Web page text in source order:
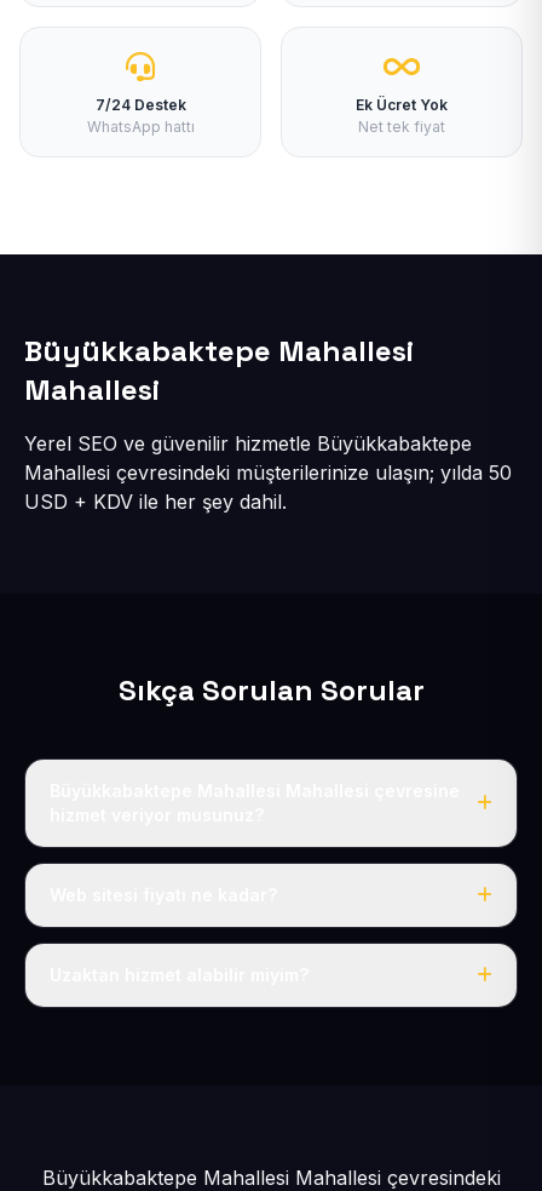
7/24 Destek
WhatsApp hattı
Ek Ücret Yok
Net tek fiyat
Büyükkabaktepe Mahallesi
Mahallesi
Yerel SEO ve güvenilir hizmetle Büyükkabaktepe
Mahallesi çevresindeki müşterilerinize ulaşın; yılda 50
USD + KDV ile her şey dahil.
Sıkça Sorulan Sorular
Evet, Büyükkabaktepe Mahallesi dahil tüm Pınarbaşı ve
Tek fiyat: yılda 50 USD + KDV, her şey dahil.
Büyükkabaktepe Mahallesi Mahallesi çevresindeki